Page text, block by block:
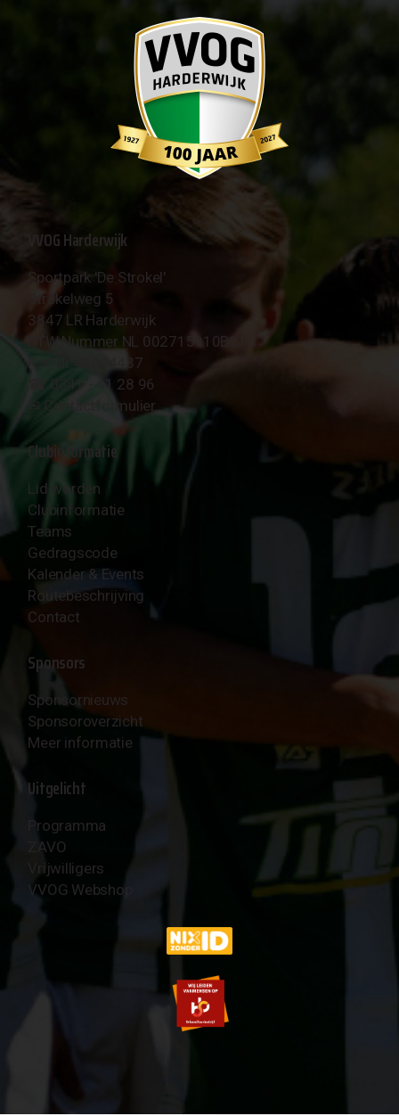
VVOG Harderwijk
Sportpark 'De Strokel'
Strokelweg 5
3847 LR Harderwijk
BTW Nummer NL 002715910B01
KvK Nr 40094437
☎︎ 0341 - 41 28 96
✉︎ Contactformulier
Clubinformatie
Lid worden
Clubinformatie
Teams
Gedragscode
Kalender & Events
Routebeschrijving
Contact
Sponsors
Sponsornieuws
Sponsoroverzicht
Meer informatie
Uitgelicht
Programma
ZAVO
Vrijwilligers
VVOG Webshop